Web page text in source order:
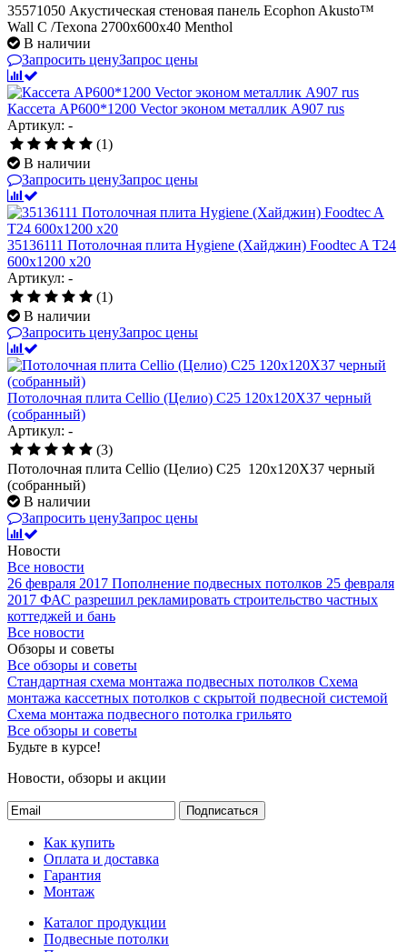
35571050 Акустическая стеновая панель Ecophon Akusto™
Wall C /Texona 2700x600x40 Menthol
В наличии
Запросить ценуЗапрос цены
Кассета AP600*1200 Vector эконом металлик А907 rus
Артикул: -
(1)
В наличии
Запросить ценуЗапрос цены
35136111 Потолочная плита Hygiene (Хайджин) Foodtec A T24
600x1200 x20
Артикул: -
(1)
В наличии
Запросить ценуЗапрос цены
Потолочная плита Cellio (Целио) C25 120x120X37 черный
(собранный)
Артикул: -
(3)
Потолочная плита Cellio (Целио) C25 120x120X37 черный
(собранный)
В наличии
Запросить ценуЗапрос цены
Новости
Все новости
26 февраля 2017 Пополнение подвесных потолков 25 февраля
2017 ФАС разрешил рекламировать строительство частных
коттеджей и бань
Все новости
Обзоры и советы
Все обзоры и советы
Стандартная схема монтажа подвесных потолков Схема
монтажа кассетных потолков с скрытой подвесной системой
Схема монтажа подвесного потолка грильято
Все обзоры и советы
Будьте в курсе!
Новости, обзоры и акции
Подписаться
Как купить
Оплата и доставка
Гарантия
Монтаж
Каталог продукции
Подвесные потолки